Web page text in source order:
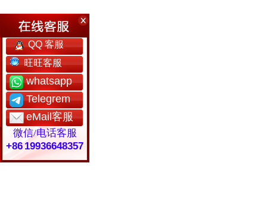
QQ 客服
旺旺客服
whatsapp
Telegrem
eMail客服
微信/电话客服
+86 19936648357